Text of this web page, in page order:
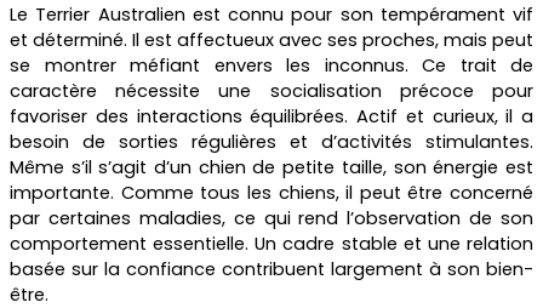
Le Terrier Australien est connu pour son tempérament vif
et déterminé. Il est affectueux avec ses proches, mais peut
se montrer méfiant envers les inconnus. Ce trait de
caractère nécessite une socialisation précoce pour
favoriser des interactions équilibrées. Actif et curieux, il a
besoin de sorties régulières et d’activités stimulantes.
Même s’il s’agit d’un chien de petite taille, son énergie est
importante. Comme tous les chiens, il peut être concerné
par certaines maladies, ce qui rend l’observation de son
comportement essentielle. Un cadre stable et une relation
basée sur la confiance contribuent largement à son bien-
être.